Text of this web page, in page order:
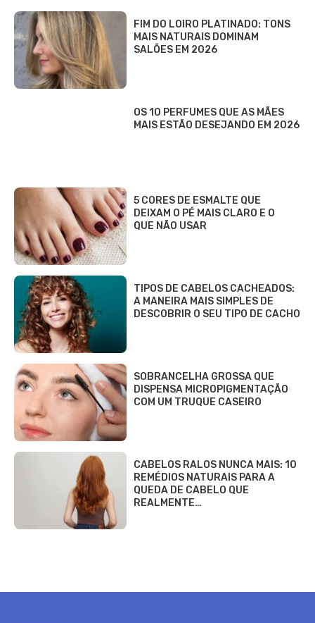
FIM DO LOIRO PLATINADO: TONS
MAIS NATURAIS DOMINAM
SALÕES EM 2026
OS 10 PERFUMES QUE AS MÃES
MAIS ESTÃO DESEJANDO EM 2026
5 CORES DE ESMALTE QUE
DEIXAM O PÉ MAIS CLARO E O
QUE NÃO USAR
TIPOS DE CABELOS CACHEADOS:
A MANEIRA MAIS SIMPLES DE
DESCOBRIR O SEU TIPO DE CACHO
SOBRANCELHA GROSSA QUE
DISPENSA MICROPIGMENTAÇÃO
COM UM TRUQUE CASEIRO
CABELOS RALOS NUNCA MAIS: 10
REMÉDIOS NATURAIS PARA A
QUEDA DE CABELO QUE
REALMENTE…